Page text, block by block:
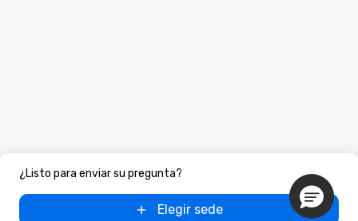
¿Listo para enviar su pregunta?
Elegir sede